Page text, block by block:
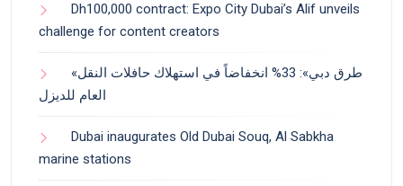
Dh100,000 contract: Expo City Dubai’s Alif unveils
challenge for content creators
«طرق دبي»: 33% انخفاضاً في استهلاك حافلات النقل
العام للديزل
Dubai inaugurates Old Dubai Souq, Al Sabkha
marine stations